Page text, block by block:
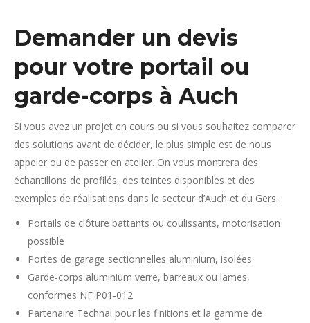
Demander un devis
pour votre portail ou
garde-corps à Auch
Si vous avez un projet en cours ou si vous souhaitez comparer
des solutions avant de décider, le plus simple est de nous
appeler ou de passer en atelier. On vous montrera des
échantillons de profilés, des teintes disponibles et des
exemples de réalisations dans le secteur d’Auch et du Gers.
Portails de clôture battants ou coulissants, motorisation
possible
Portes de garage sectionnelles aluminium, isolées
Garde-corps aluminium verre, barreaux ou lames,
conformes NF P01-012
Partenaire Technal pour les finitions et la gamme de